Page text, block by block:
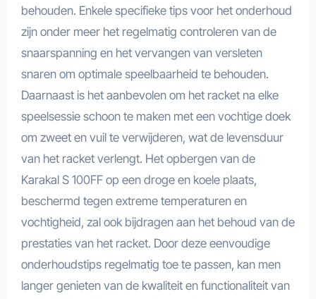
behouden. Enkele specifieke tips voor het onderhoud
zijn onder meer het regelmatig controleren van de
snaarspanning en het vervangen van versleten
snaren om optimale speelbaarheid te behouden.
Daarnaast is het aanbevolen om het racket na elke
speelsessie schoon te maken met een vochtige doek
om zweet en vuil te verwijderen, wat de levensduur
van het racket verlengt. Het opbergen van de
Karakal S 100FF op een droge en koele plaats,
beschermd tegen extreme temperaturen en
vochtigheid, zal ook bijdragen aan het behoud van de
prestaties van het racket. Door deze eenvoudige
onderhoudstips regelmatig toe te passen, kan men
langer genieten van de kwaliteit en functionaliteit van